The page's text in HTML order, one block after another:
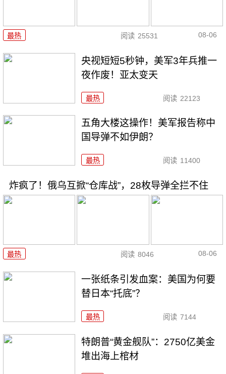
最热 阅读 25531 08-06
央视短短5秒钟，美军3年兵推一
夜作废！亚太变天
最热 阅读 22123
五角大楼这操作！美军报告称中
国导弹不如伊朗？
最热 阅读 11400
炸疯了！俄乌互掀“仓库战”，28枚导弹全拦不住
最热 阅读 8046 08-06
一张纸条引发血案：美国为何要
替日本“托底”？
最热 阅读 7144
特朗普“黄金舰队”：2750亿美金
堆出海上棺材